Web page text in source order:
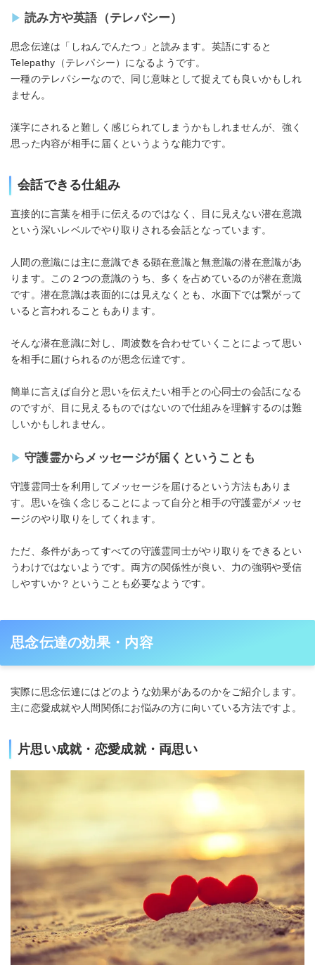
読み方や英語（テレパシー）
思念伝達は「しねんでんたつ」と読みます。英語にすると
Telepathy（テレパシー）になるようです。
一種のテレパシーなので、同じ意味として捉えても良いかもしれ
ません。
漢字にされると難しく感じられてしまうかもしれませんが、強く
思った内容が相手に届くというような能力です。
会話できる仕組み
直接的に言葉を相手に伝えるのではなく、目に見えない潜在意識
という深いレベルでやり取りされる会話となっています。
人間の意識には主に意識できる顕在意識と無意識の潜在意識があ
ります。この２つの意識のうち、多くを占めているのが潜在意識
です。潜在意識は表面的には見えなくとも、水面下では繋がって
いると言われることもあります。
そんな潜在意識に対し、周波数を合わせていくことによって思い
を相手に届けられるのが思念伝達です。
簡単に言えば自分と思いを伝えたい相手との心同士の会話になる
のですが、目に見えるものではないので仕組みを理解するのは難
しいかもしれません。
守護霊からメッセージが届くということも
守護霊同士を利用してメッセージを届けるという方法もありま
す。思いを強く念じることによって自分と相手の守護霊がメッセ
ージのやり取りをしてくれます。
ただ、条件があってすべての守護霊同士がやり取りをできるとい
うわけではないようです。両方の関係性が良い、力の強弱や受信
しやすいか？ということも必要なようです。
思念伝達の効果・内容
実際に思念伝達にはどのような効果があるのかをご紹介します。
主に恋愛成就や人間関係にお悩みの方に向いている方法ですよ。
片思い成就・恋愛成就・両思い